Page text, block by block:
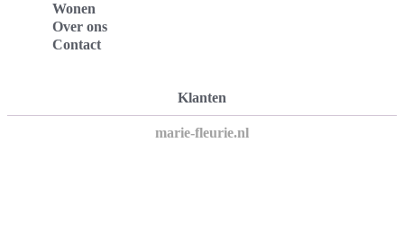
Wonen
Over ons
Contact
Klanten
marie-fleurie.nl